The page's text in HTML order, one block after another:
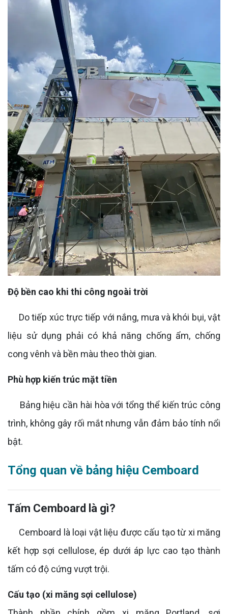
Độ bền cao khi thi công ngoài trời
Do tiếp xúc trực tiếp với nắng, mưa và khói bụi, vật
liệu sử dụng phải có khả năng chống ẩm, chống
cong vênh và bền màu theo thời gian.
Phù hợp kiến trúc mặt tiền
Bảng hiệu cần hài hòa với tổng thể kiến trúc công
trình, không gây rối mắt nhưng vẫn đảm bảo tính nổi
bật.
Tổng quan về bảng hiệu Cemboard
Tấm Cemboard là gì?
Cemboard là loại vật liệu được cấu tạo từ xi măng
kết hợp sợi cellulose, ép dưới áp lực cao tạo thành
tấm có độ cứng vượt trội.
Cấu tạo (xi măng sợi cellulose)